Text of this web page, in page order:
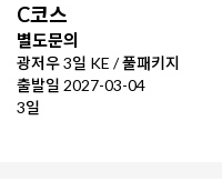
C코스
별도문의
광저우 3일 KE / 풀패키지
출발일 2027-03-04
3일